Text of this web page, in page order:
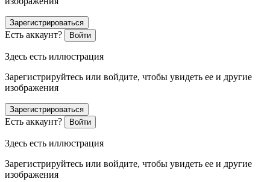
Зарегистрироваться
Есть аккаунт? Войти
Здесь есть иллюстрация
Зарегистрируйтесь или войдите, чтобы увидеть ее и другие
изображения
Зарегистрироваться
Есть аккаунт? Войти
Здесь есть иллюстрация
Зарегистрируйтесь или войдите, чтобы увидеть ее и другие
изображения